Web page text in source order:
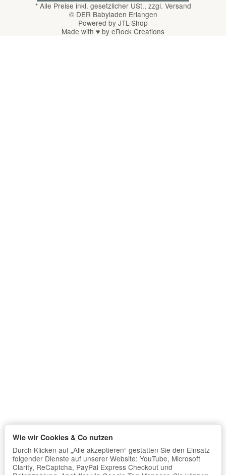
*Alle Preise inkl. gesetzlicher USt., zzgl. Versand
© DER Babyladen Erlangen
Powered by JTL-Shop
Made with ♥ by eRock Creations
Wie wir Cookies & Co nutzen
Durch Klicken auf „Alle akzeptieren“ gestatten Sie den Einsatz
folgender Dienste auf unserer Website: YouTube, Microsoft
Clarity, ReCaptcha, PayPal Express Checkout und